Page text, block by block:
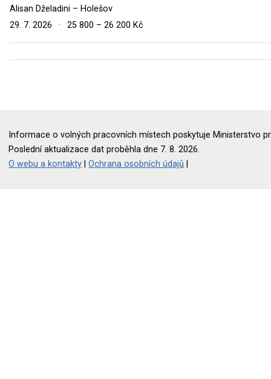
Alisan Dželadini – Holešov
29. 7. 2026
· 25 800 – 26 200 Kč
Informace o volných pracovních místech poskytuje Ministerstvo
Poslední aktualizace dat proběhla dne 7. 8. 2026.
O webu a kontakty |Ochrana osobních údajů